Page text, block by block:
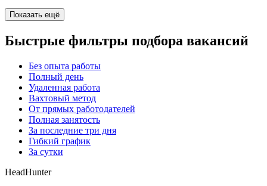
Показать ещё
Быстрые фильтры подбора вакансий
Без опыта работы
Полный день
Удаленная работа
Вахтовый метод
От прямых работодателей
Полная занятость
За последние три дня
Гибкий график
За сутки
HeadHunter